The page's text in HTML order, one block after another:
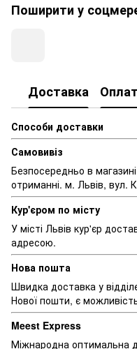
Поширити у
Доставка
Способи доставки
Самовивіз
Безпосередньо в
отриманні. м. Львів, вул.
Кур'єром по місту
У місті Львів кур'єр
адресою.
Нова пошта
Швидка доставка у
Нової пошти, є
Meest Express
Міжнародна оптимальна